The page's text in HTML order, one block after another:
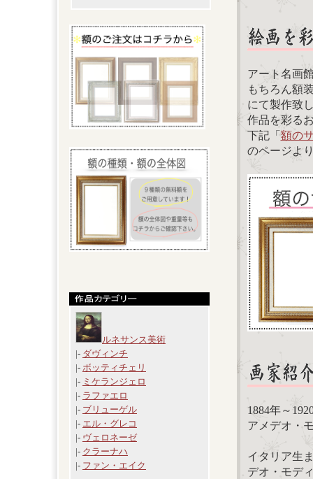
ルネサンス美術
|- ダヴィンチ
|- ボッティチェリ
|- ミケランジェロ
|- ラファエロ
|- ブリューゲル
|- エル・グレコ
|- ヴェロネーゼ
|- クラーナハ
|- ファン・エイク
アート名画
もちろん額
にて製作致
作品を彩る
下記「額の
のページよ
1884年～
アメデオ・
イタリア生
デオ・モデ